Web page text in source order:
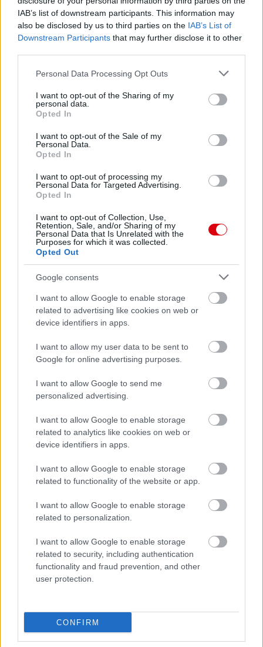
IAB’s list of downstream participants. This information may
also be disclosed by us to third parties on the IAB’s List of
Downstream Participants that may further disclose it to other
Please note that this website/app uses one or more Google
not limited to your visit or usage behaviour. You may click to
grant or deny consent to Google and its third-party tags to
use your data for below specified purposes in below Google
consent section.
Personal Data Processing Opt Outs
I want to opt-out of the Sharing of my
personal data.
Opted In
I want to opt-out of the Sale of my
Personal Data.
Opted In
I want to opt-out of processing my
Personal Data for Targeted Advertising.
Opted In
I want to opt-out of Collection, Use,
Retention, Sale, and/or Sharing of my
Personal Data that Is Unrelated with the
Purposes for which it was collected.
Opted Out
Google consents
I want to allow Google to enable storage
related to advertising like cookies on web or
device identifiers in apps.
I want to allow my user data to be sent to
Google for online advertising purposes.
I want to allow Google to send me
personalized advertising.
I want to allow Google to enable storage
related to analytics like cookies on web or
device identifiers in apps.
I want to allow Google to enable storage
related to functionality of the website or app.
I want to allow Google to enable storage
related to personalization.
I want to allow Google to enable storage
related to security, including authentication
functionality and fraud prevention, and other
user protection.
CONFIRM
Meccs Center
Paris Saint-Germainvs
Manchester United
Felkészülési szezon 4. mérkőzés
2026-08-08 17:00
Leeds UnitedvsManchester United
AC MilanvsManchester United2026-08-15 18:00
ELŐZŐ MÉRKŐZÉSEK
Támogasd adományoddal
Kapcsolódó hírek
ÁTIGAZOLÁSOK
SZERZŐDTET A UNITED
OBI-MARTIN A UNITEDBE
IGAZOLT